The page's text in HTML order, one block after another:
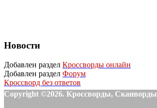
Новости
Добавлен раздел Кроссворды онлайн
Добавлен раздел Форум
Кроссворд без ответов
Copyright ©2026. Кроссворды, Сканворды